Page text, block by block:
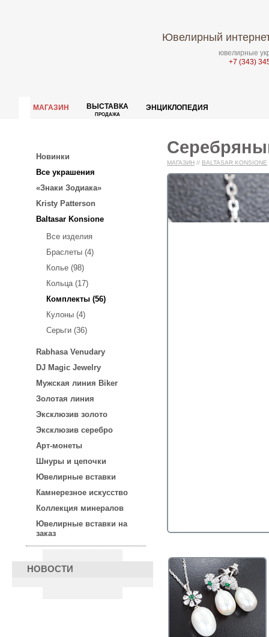
Ювелирный
ювелирные
+7 (343)
МАГАЗИН ВЫСТАВКА
ПРОДАЖА
ЭНЦИКЛОПЕДИЯ
Новинки
Все украшения
«Знаки Зодиака»
Kristy Patterson
Baltasar Konsione
Все изделия
Браслеты (4)
Колье (98)
Кольца (17)
Комплекты (56)
Кулоны (4)
Серьги (36)
Rabhasa Venudary
DJ Magic Jewelry
Мужская линия Biker
Золотая линия
Эксклюзив золото
Эксклюзив серебро
Арт-монеты
Шнуры и цепочки
Ювелирные вставки
Камнерезное искусство
Коллекция минералов
Ювелирные вставки на
заказ
НОВОСТИ
МАГАЗИН // BALTASAR KONSIONE